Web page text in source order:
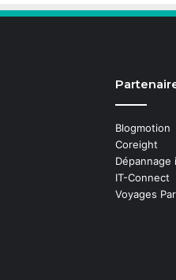
Blogmotion
Coreight
Dépannage
IT-Connect
Voyages